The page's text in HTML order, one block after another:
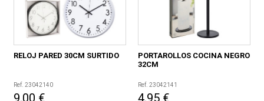
RELOJ PARED 30CM SURTIDO
Ref. 23042140
9,00 €
PORTAROLLOS COCINA NEGRO
32CM
Ref. 23042141
4,95 €